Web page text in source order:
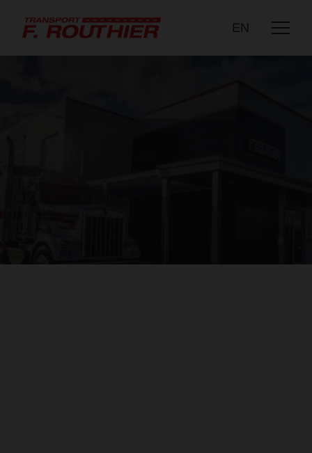
EN
NOUS JOINDRE